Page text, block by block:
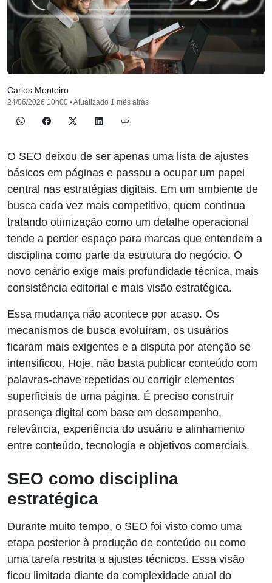
Carlos Monteiro
24/06/2026 10h00 • Atualizado 1 mês atrás
O SEO deixou de ser apenas uma lista de ajustes
básicos em páginas e passou a ocupar um papel
central nas estratégias digitais. Em um ambiente de
busca cada vez mais competitivo, quem continua
tratando otimização como um detalhe operacional
tende a perder espaço para marcas que entendem a
disciplina como parte da estrutura do negócio. O
novo cenário exige mais profundidade técnica, mais
consistência editorial e mais visão estratégica.
Essa mudança não acontece por acaso. Os
mecanismos de busca evoluíram, os usuários
ficaram mais exigentes e a disputa por atenção se
intensificou. Hoje, não basta publicar conteúdo com
palavras-chave repetidas ou corrigir elementos
superficiais de uma página. É preciso construir
presença digital com base em desempenho,
relevância, experiência do usuário e alinhamento
entre conteúdo, tecnologia e objetivos comerciais.
SEO como disciplina
estratégica
Durante muito tempo, o SEO foi visto como uma
etapa posterior à produção de conteúdo ou como
uma tarefa restrita a ajustes técnicos. Essa visão
ficou limitada diante da complexidade atual do